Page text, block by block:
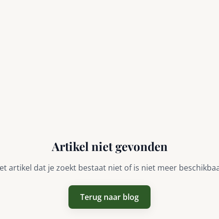
Artikel niet gevonden
artikel dat je zoekt bestaat niet of is niet meer
Terug naar blog